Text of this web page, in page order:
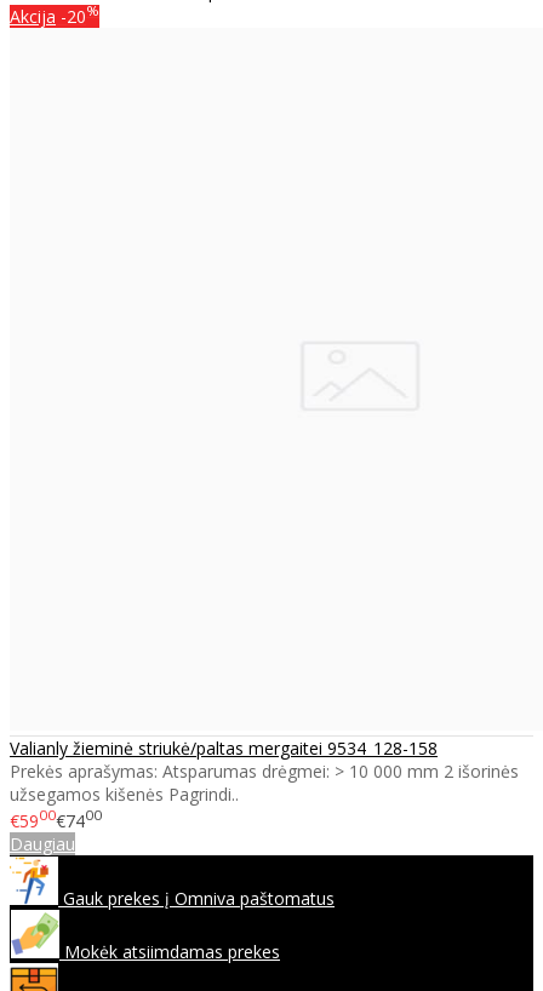
Akcija -20%
Valianly žieminė striukė/paltas mergaitei 9534_128-158
Prekės aprašymas: Atsparumas drėgmei: > 10 000 mm 2 išorinės
užsegamos kišenės Pagrindi..
€5900€7400
Daugiau
Gauk prekes į Omniva paštomatus
Mokėk atsiimdamas prekes